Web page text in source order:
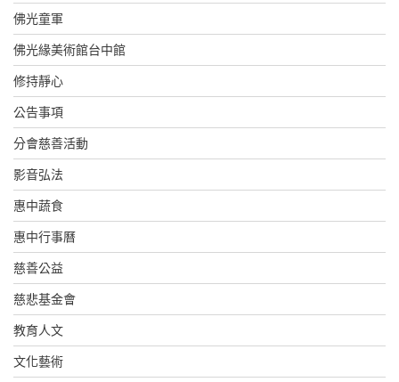
佛光童軍
佛光緣美術館台中館
修持靜心
公告事項
分會慈善活動
影音弘法
惠中蔬食
惠中行事曆
慈善公益
慈悲基金會
教育人文
文化藝術